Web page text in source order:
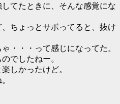
てたときに、そんな感覚にな
ちょっとサボってると、抜け
・・・って感じになってた。
でしたねー。
しかったけど。